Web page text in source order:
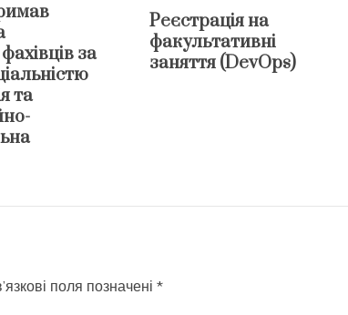
за
та
Реєстрація на
факультативні
заняття (DevOps)
поля позначені *